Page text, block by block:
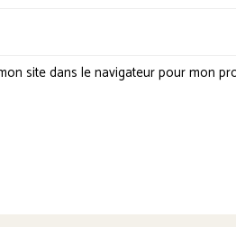
site dans le navigateur pour mon